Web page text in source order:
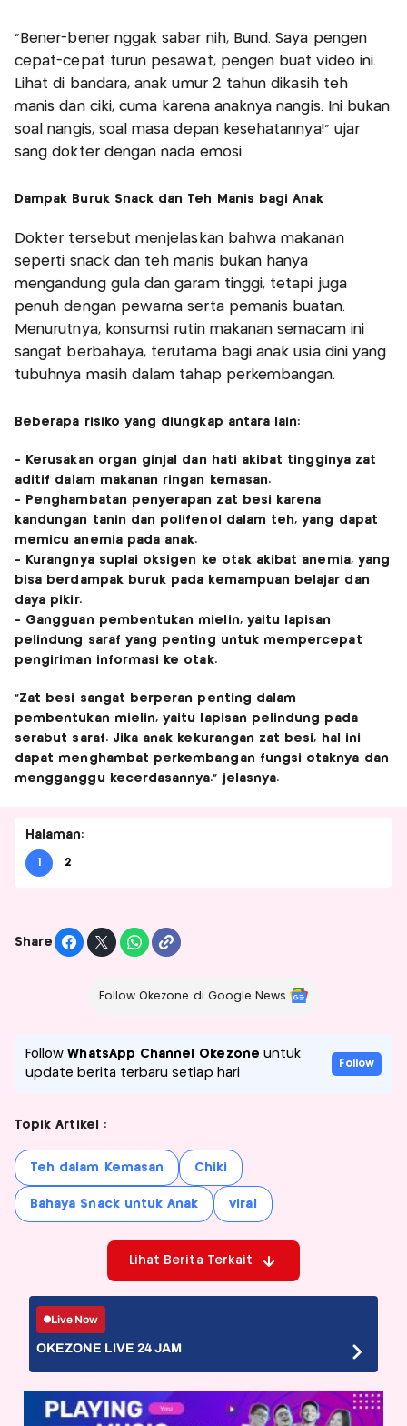
“Bener-bener nggak sabar nih, Bund. Saya pengen
cepat-cepat turun pesawat, pengen buat video ini.
Lihat di bandara, anak umur 2 tahun dikasih teh
manis dan ciki, cuma karena anaknya nangis. Ini bukan
soal nangis, soal masa depan kesehatannya!” ujar
sang dokter dengan nada emosi.
Dampak Buruk Snack dan Teh Manis bagi Anak
Dokter tersebut menjelaskan bahwa makanan
seperti snack dan teh manis bukan hanya
mengandung gula dan garam tinggi, tetapi juga
penuh dengan pewarna serta pemanis buatan.
Menurutnya, konsumsi rutin makanan semacam ini
sangat berbahaya, terutama bagi anak usia dini yang
tubuhnya masih dalam tahap perkembangan.
Beberapa risiko yang diungkap antara lain:
- Kerusakan organ ginjal dan hati akibat tingginya zat
aditif dalam makanan ringan kemasan.
- Penghambatan penyerapan zat besi karena
kandungan tanin dan polifenol dalam teh, yang dapat
memicu anemia pada anak.
- Kurangnya suplai oksigen ke otak akibat anemia, yang
bisa berdampak buruk pada kemampuan belajar dan
daya pikir.
- Gangguan pembentukan mielin, yaitu lapisan
pelindung saraf yang penting untuk mempercepat
pengiriman informasi ke otak.
“Zat besi sangat berperan penting dalam
pembentukan mielin, yaitu lapisan pelindung pada
serabut saraf. Jika anak kekurangan zat besi, hal ini
dapat menghambat perkembangan fungsi otaknya dan
mengganggu kecerdasannya.” jelasnya.
Halaman:
1 2
Share
Follow Okezone di Google News
FollowWhatsApp Channel Okezone untuk
update berita terbaru setiap hari
Follow
Topik Artikel :
Teh dalam Kemasan Chiki
Bahaya Snack untuk Anak viral
Lihat Berita Terkait
Live Now
OKEZONE LIVE 24 JAM